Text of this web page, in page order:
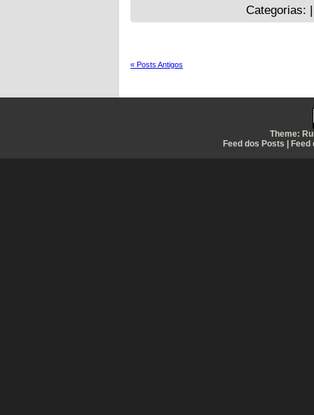
Categorias:
« Posts Antigos
Theme:
Feed dos Posts | Feed